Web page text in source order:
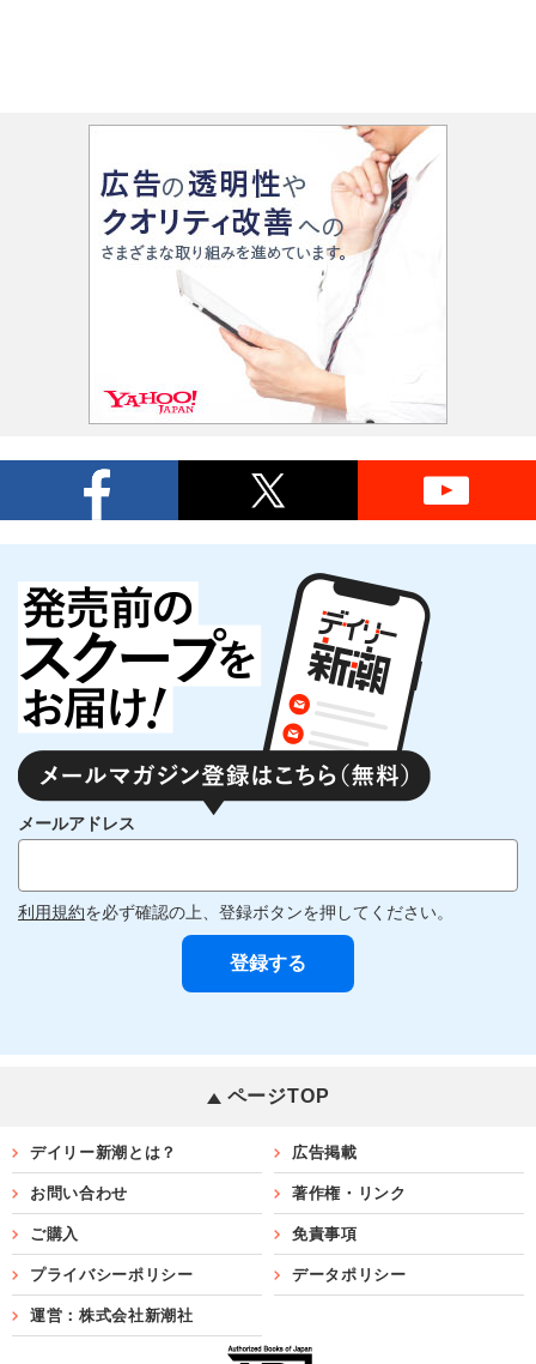
メールアドレス
利用規約を必ず確認の上、登録ボタンを押してください。
ページTOP
デイリー新潮とは？ 広告掲載
お問い合わせ 著作権・リンク
ご購入 免責事項
プライバシーポリシー データポリシー
運営：株式会社新潮社